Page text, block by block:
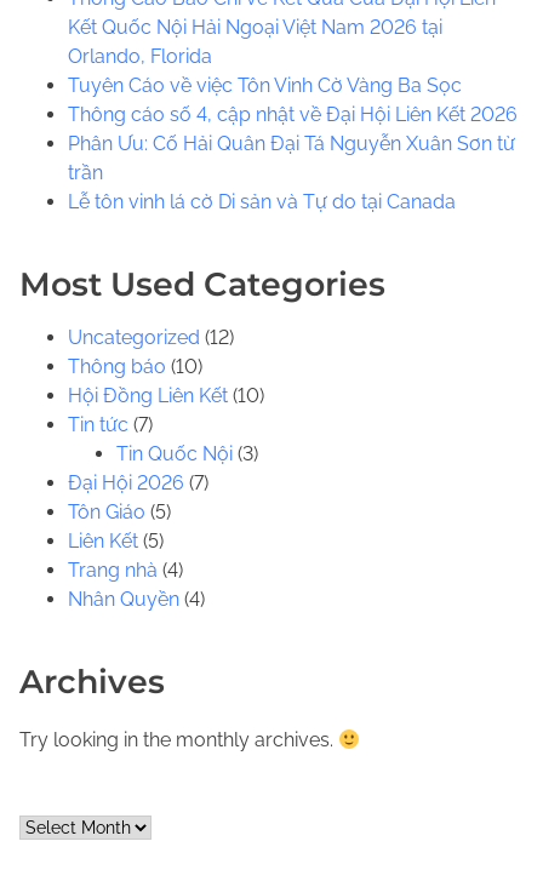
Kết Quốc Nội Hải Ngoại Việt Nam 2026 tại
Orlando, Florida
Tuyên Cáo về việc Tôn Vinh Cờ Vàng Ba Sọc
Thông cáo số 4, cập nhật về Đại Hội Liên Kết 2026
Phân Ưu: Cố Hải Quân Đại Tá Nguyễn Xuân Sơn từ
trần
Lễ tôn vinh lá cờ Di sản và Tự do tại Canada
Most Used Categories
Uncategorized (12)
Thông báo (10)
Hội Đồng Liên Kết (10)
Tin tức (7)
Tin Quốc Nội (3)
Đại Hội 2026 (7)
Tôn Giáo (5)
Liên Kết (5)
Trang nhà (4)
Nhân Quyền (4)
Archives
Try looking in the monthly archives.
A